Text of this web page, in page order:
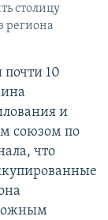
столицу
региона
10
и
союзом по
что